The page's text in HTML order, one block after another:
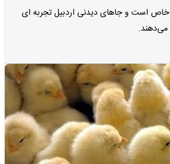
است و جاهای دیدنی اردبیل تجربه ای